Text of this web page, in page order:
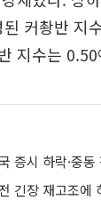
커촹반 지
지수는
긴장 재고조